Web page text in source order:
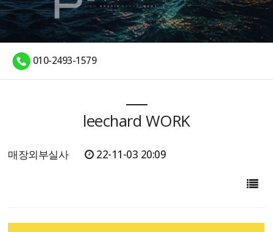
010-2493-1579
leechard WORK
매장외부실사 22-11-03 20:09